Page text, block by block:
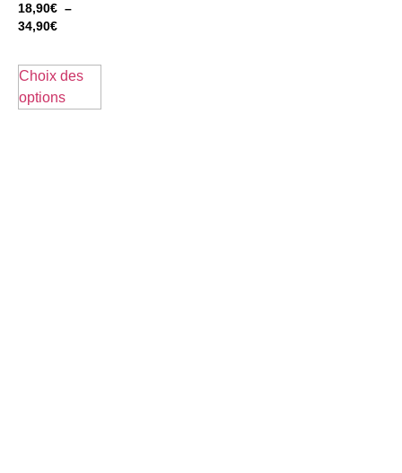
18,90€ –
34,90€
Choix des
options